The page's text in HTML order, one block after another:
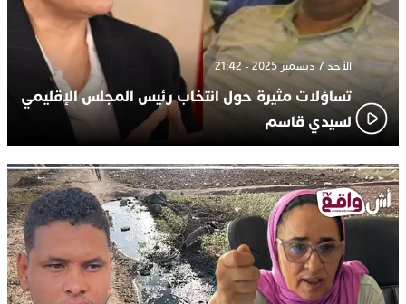
الأحد 7 ديسمبر 2025 - 21:42
تساؤلات مثيرة حول انتخاب رئيس المجلس الإقليمي
لسيدي قاسم